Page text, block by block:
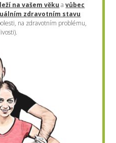
na vašem věku avůbec
zdravotním stavu
na zdravotním problému,